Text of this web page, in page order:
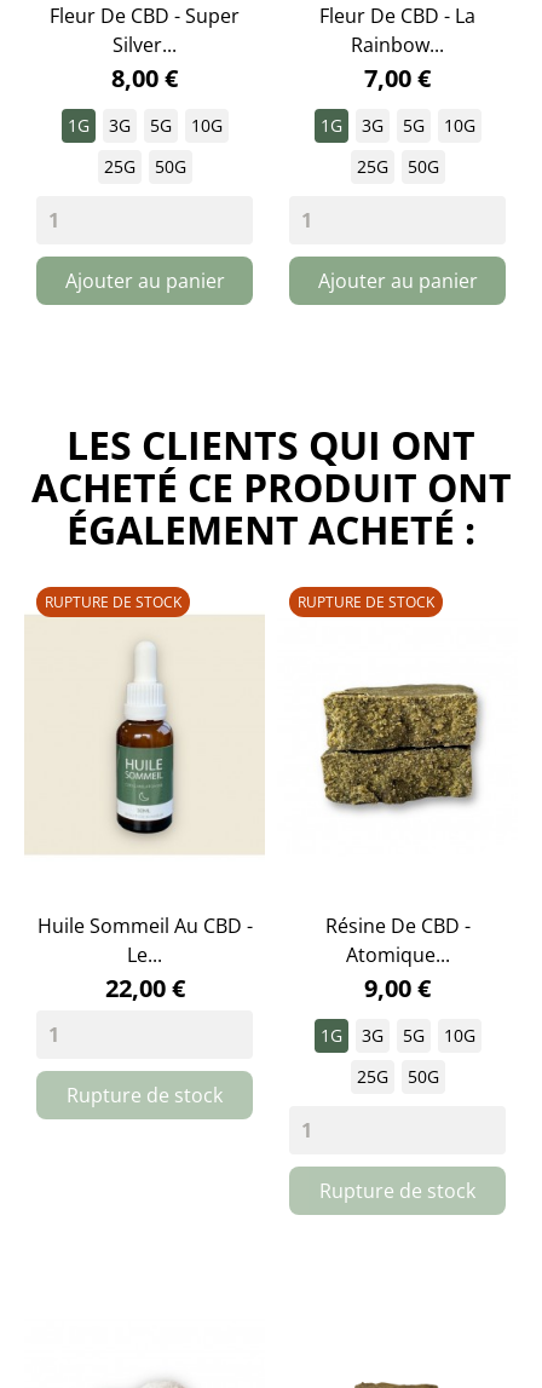
Fleur De CBD - Super
Silver...
8,00 €
1G 3G 5G
10G
25G
50G
Ajouter au panier
Fleur De CBD - La
Rainbow...
7,00 €
1G 3G 5G
10G
25G
50G
Ajouter au panier
LES CLIENTS QUI ONT
ACHETÉ CE PRODUIT ONT
ÉGALEMENT ACHETÉ :
Huile Sommeil Au CBD -
Le...
22,00 €
Rupture de stock
RUPTURE DE STOCK
Résine De CBD -
Atomique...
9,00 €
1G 3G 5G
10G
25G
50G
Rupture de stock
RUPTURE DE STOCK